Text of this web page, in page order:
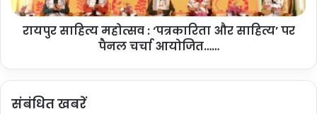
ग
दि
स
हो
त्र
रायपुर साहित्य महोत्सव : ‘पत्रकारिता और साहित्य’ पर
पैनल चर्चा आयोजित……
संबंधित खबरें